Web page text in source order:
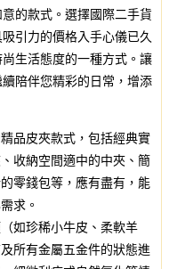
的款式。選擇國際二手貨
引力的價格入手心儀已久
生活態度的一種方式。讓
陪伴您精彩的日常，增添
品皮夾款式，包括經典實
收納空間適中的中夾、簡
零錢包等，應有盡有，能
求。
如珍稀小牛皮、柔軟羊
所有金屬五金件的狀態進